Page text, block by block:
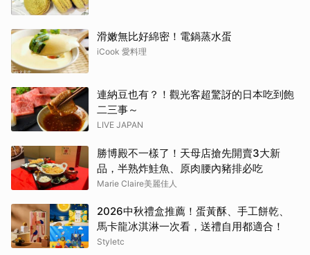
滑嫩無比好綿密！電鍋蒸水蛋
iCook 愛料理
連納豆也有？！觀光客超驚訝的日本吃到飽
二三事～
LIVE JAPAN
勝博殿不一樣了！天母店搶先開賣3大新
品，半熟炸鮭魚、原肉腰內豬排必吃
Marie Claire美麗佳人
2026中秋禮盒推薦！蛋黃酥、手工餅乾、
馬卡龍冰淇淋一次看，送禮自用都適合！
Styletc